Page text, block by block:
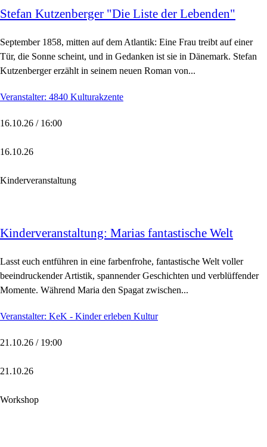
Stefan Kutzenberger "Die Liste der Lebenden"
September 1858, mitten auf dem Atlantik: Eine Frau treibt auf einer
Tür, die Sonne scheint, und in Gedanken ist sie in Dänemark. Stefan
Kutzenberger erzählt in seinem neuen Roman von...
Veranstalter: 4840 Kulturakzente
16.10.26 / 16:00
16.10.26
Kinderveranstaltung
Kinderveranstaltung: Marias fantastische Welt
Lasst euch entführen in eine farbenfrohe, fantastische Welt voller
beeindruckender Artistik, spannender Geschichten und verblüffender
Momente. Während Maria den Spagat zwischen...
Veranstalter: KeK - Kinder erleben Kultur
21.10.26 / 19:00
21.10.26
Workshop